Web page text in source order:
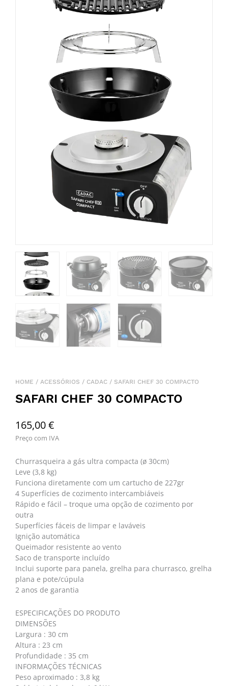
HOME / ACESSÓRIOS / CADAC / SAFARI CHEF 30 COMPACTO
SAFARI CHEF 30 COMPACTO
165,00€
Preço com IVA
Churrasqueira a gás ultra compacta (ø 30cm)
Leve (3,8 kg)
Funciona diretamente com um cartucho de 227gr
4 Superfícies de cozimento intercambiáveis
Rápido e fácil – troque uma opção de cozimento por
outra
Superfícies fáceis de limpar e laváveis
Ignição automática
Queimador resistente ao vento
Saco de transporte incluído
Inclui suporte para panela, grelha para churrasco, grelha
plana e pote/cúpula
2 anos de garantia
ESPECIFICAÇÕES DO PRODUTO
DIMENSÕES
Largura : 30 cm
Altura : 23 cm
Profundidade : 35 cm
INFORMAÇÕES TÉCNICAS
Peso aproximado : 3,8 kg